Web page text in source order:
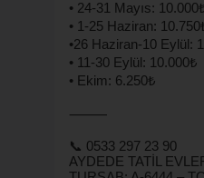
• 24-31 Mayıs:
• 1-25 Haziran:
•26 Haziran-10 Eylül:
• 11-30 Eylül: 10.000₺
• Ekim: 6.250₺
⸻
📞 0533 297 23 90
AYDEDE TATİL